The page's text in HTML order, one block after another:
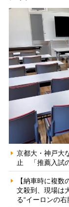
京都大・神戸大
止 「推薦入試
【納車時に複数
文殺到、現場は
る“イーロンの右